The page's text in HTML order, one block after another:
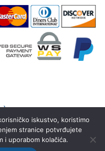
iskustvo, koristimo
stranice potvrđujete
i uporabom kolačića.